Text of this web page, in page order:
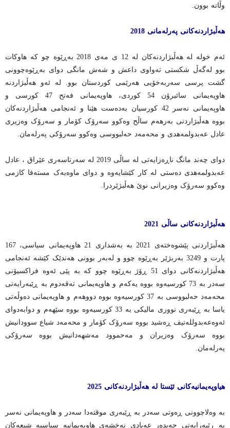
وڵاتە بوون.
هەڵبژاردنەکانی پەرلەمانی 2018
ئەم خولە لە هەڵبژاردنەکان لە 12 ی مەی 2018 بەڕێوە چو کە هاوکات
بوو لەگەڵ شکستی تەواوی داعش و شەش مانگی دوای بەڕێوەچوونی
گشت پرسی سەربەخۆیی هەرێمی کوردستان بوو. لە ئەو هەڵبژاردنە
هاوپەیمانی سائیرۆن 54 کوردی، هاوپەیمانی فەتح 47 کورسی و
هاوپەیمانی نەسر 42 کورسیان بەدەست هێنا و ئەنجامی هەڵبژاردنەکان
بووە هەڵبژاردنی بەرهەم ساڵح وەکوو سەرۆک کۆمار و سەرۆک وەزیری
عادل عەبدولمەهدی و محەمەد حەلبووسی وەکوو سەرۆکی پەرلەمان.
دوای چەند مانگ ناڕەزایەتی لە ساڵی 2019 لە سەرتاسەری عێراق ، عادل
عەبدولمەهدی دەستی لە کار کێشایەوە و دوای ماوەیەک مستەفا کازمی
وەکوو سەرۆک وەزیرانی نوێ هەڵبژێردرا.
هەڵبژاردنەکانی ساڵی 2021
هەڵبژاردنی پێشوەختەی 2021 بە بەشداری 21 هاوپەیمانی سیاسی، 167
پارت و 3249 بەربژێر بەڕێوە چوو و لەبەر بوونی هەندێک کێشە ئەنجامی
هەڵبژاردنەکانی دوای 51 ڕۆژ بەڕێوە چوو کە بە پێی ئەوە فراکسیۆنی
سەدر بە 73 کورسیەوە بووە یەکەم و هاوپەیمانی تەقەدوم بە ڕێبەرایەتی
محەمەد حەلبووسی بە 37 کورسیەوە بووە دووهەم و هاوپەیمانی دەوڵەتی
یاسا بە ڕێبەری نووری مالیکی بە 33 کورسیەوە بووە سێهەم و دوابەدوای
ئەوەعەبدوللەتیف ڕەشید بووە سەرۆک کۆمار و محەمەد شیاع سوودانیش
بووە سەرۆک وەزیران و مەحموود مەشهەدانیش بووە سەرۆکی
پەرلەمان.
هیاوپەیمانیەکانی ئێستا لە هەڵبژاردنەکانی 2025
بە وەلاچوونی ڕەوتی سەدر بە ڕێبەری موقتەدا سەدر و هاوپەیمانی نەسر
بە ڕێبەرایەتی حەیدەر عەبادی نەخشەی هاوپەیمانیە سیاسیە شیعەکان